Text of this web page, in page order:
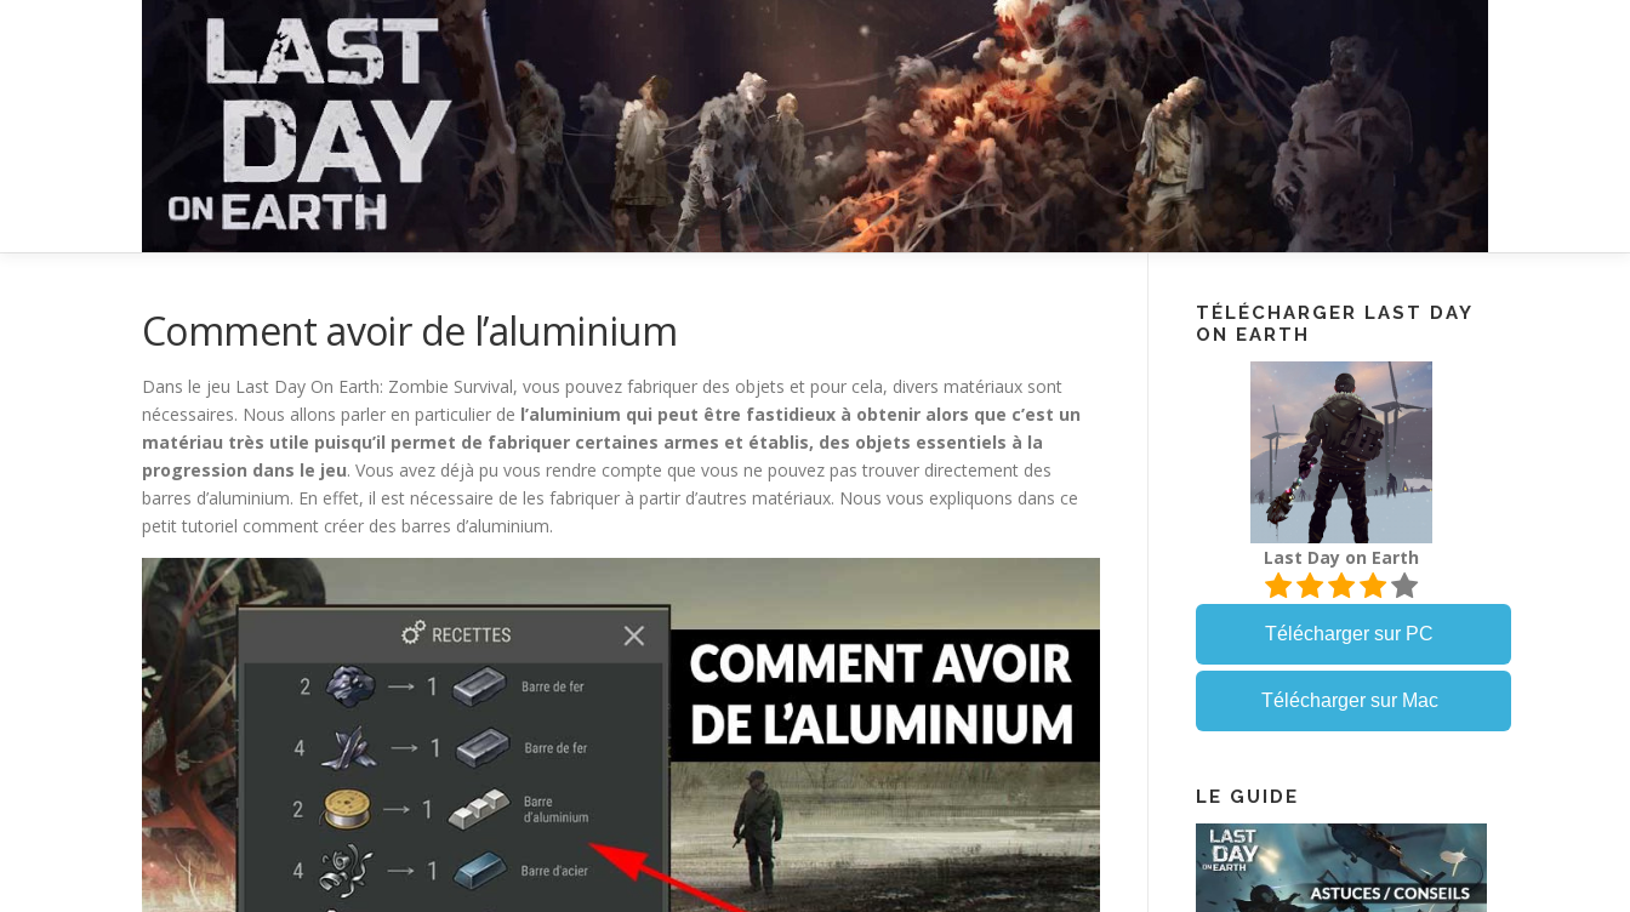
Comment avoir de l’aluminium
Dans le jeu Last Day On Earth: Zombie Survival, vous pouvez fabriquer des objets et pour cela, divers matériaux sont
nécessaires. Nous allons parler en particulier de l’aluminium qui peut être fastidieux à obtenir alors que c’est un
matériau très utile puisqu’il permet de fabriquer certaines armes et établis, des objets essentiels à la
progression dans le jeu. Vous avez déjà pu vous rendre compte que vous ne pouvez pas trouver directement des
barres d’aluminium. En effet, il est nécessaire de les fabriquer à partir d’autres matériaux. Nous vous expliquons dans ce
petit tutoriel comment créer des barres d’aluminium.
TÉLÉCHARGER LAST DAY
ON EARTH
Last Day on Earth
Télécharger sur PC
Télécharger sur Mac
LE GUIDE